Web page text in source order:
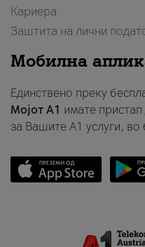
Кариера
Заштита на лични
Мобилна
Единствено преку
Мојот A1 имате
за Вашите A1 услуги,